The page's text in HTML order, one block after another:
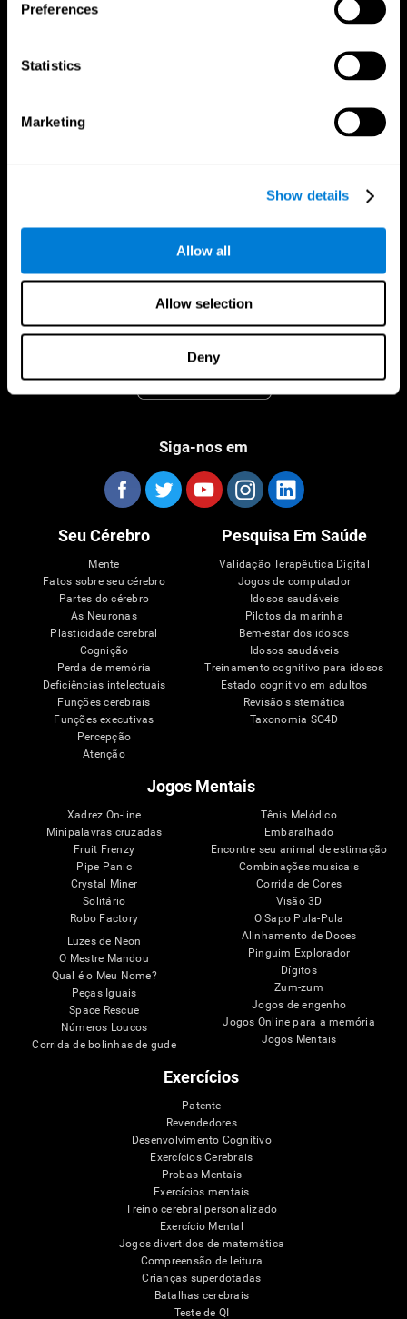
Preferences
Statistics
Marketing
Show details
Allow all
Allow selection
Deny
Siga-nos em
Seu Cérebro
Mente
Fatos sobre seu cérebro
Partes do cérebro
As Neuronas
Plasticidade cerebral
Cognição
Perda de memória
Deficiências intelectuais
Funções cerebrais
Funções executivas
Percepção
Atenção
Pesquisa Em Saúde
Validação Terapêutica Digital
Jogos de computador
Idosos saudáveis
Pilotos da marinha
Bem-estar dos idosos
Idosos saudáveis
Treinamento cognitivo para idosos
Estado cognitivo em adultos
Revisão sistemática
Taxonomia SG4D
Jogos Mentais
Xadrez On-line
Minipalavras cruzadas
Fruit Frenzy
Pipe Panic
Crystal Miner
Solitário
Robo Factory
Luzes de Neon
O Mestre Mandou
Qual é o Meu Nome?
Peças Iguais
Space Rescue
Números Loucos
Corrida de bolinhas de gude
Tênis Melódico
Embaralhado
Encontre seu animal de estimação
Combinações musicais
Corrida de Cores
Visão 3D
O Sapo Pula-Pula
Alinhamento de Doces
Pinguim Explorador
Dígitos
Zum-zum
Jogos de engenho
Jogos Online para a memória
Jogos Mentais
Exercícios
Patente
Revendedores
Desenvolvimento Cognitivo
Exercícios Cerebrais
Probas Mentais
Exercícios mentais
Treino cerebral personalizado
Exercício Mental
Jogos divertidos de matemática
Compreensão de leitura
Crianças superdotadas
Batalhas cerebrais
Teste de QI